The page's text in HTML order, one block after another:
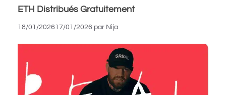
ETH Distribués Gratuitement
18/01/202617/01/2026 par Nija